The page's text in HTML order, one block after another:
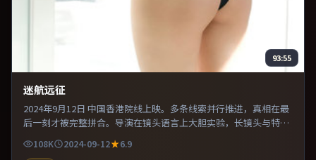
93:55
迷航远征
2024年9月12日 中国香港院线上映。多条线索并行推进，真相在最
后一刻才被完整拼合。导演在镜头语言上大胆实验，长镜头与特写
交替强化压迫感。整体完成度较高，适合周末一口气看完。
108K 2024-09-12
6.9